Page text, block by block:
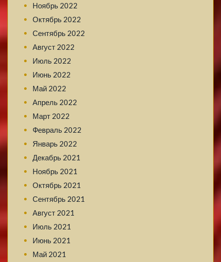
Ноябрь 2022
Октябрь 2022
Сентябрь 2022
Август 2022
Июль 2022
Июнь 2022
Май 2022
Апрель 2022
Март 2022
Февраль 2022
Январь 2022
Декабрь 2021
Ноябрь 2021
Октябрь 2021
Сентябрь 2021
Август 2021
Июль 2021
Июнь 2021
Май 2021